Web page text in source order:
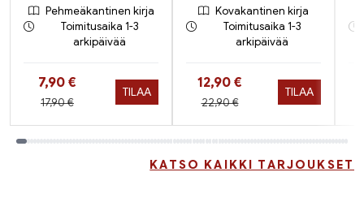
Pehmeäkantinen kirja
Toimitusaika 1-3
arkipäivää
Hinta nyt
7,90 €
Hinta aiemmin
17,90 €
TILAA
Kovakantinen kirja
Toimitusaika 1-3
arkipäivää
Hinta nyt
12,90 €
Hinta aiemmin
22,90 €
TILAA
KATSO KAIKKI TARJOUKSET